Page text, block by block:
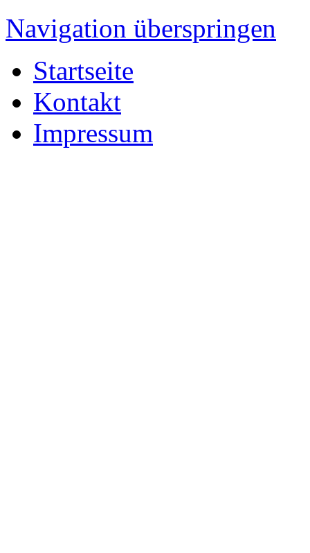
Navigation überspringen
Startseite
Kontakt
Impressum